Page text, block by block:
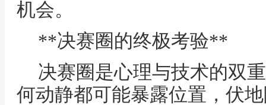
机会。
**决赛圈的终极考验**
决赛圈是心理与技术的双
何动静都可能暴露位置，伏